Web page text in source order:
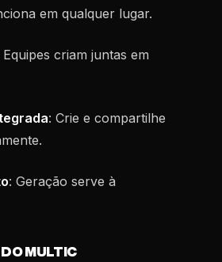
em qualquer lugar.
Equipes criam juntas em
: Crie e compartilhe
: Geração serve à
MULTIC